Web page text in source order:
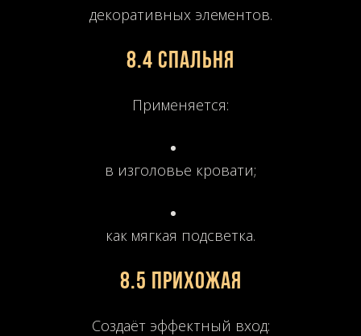
декоративных элементов.
8.4 Спальня
Применяется:
в изголовье кровати;
как мягкая подсветка.
8.5 Прихожая
Создаёт эффектный вход: